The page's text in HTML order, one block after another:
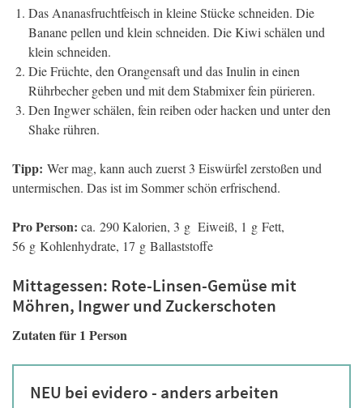
Das Ananasfruchtfeisch in kleine Stücke schneiden. Die
Banane pellen und klein schneiden. Die Kiwi schälen und
klein schneiden.
Die Früchte, den Orangensaft und das Inulin in einen
Rührbecher geben und mit dem Stabmixer fein pürieren.
Den Ingwer schälen, fein reiben oder hacken und unter den
Shake rühren.
Tipp: Wer mag, kann auch zuerst 3 Eiswürfel zerstoßen und
untermischen. Das ist im Sommer schön erfrischend.
Pro Person: ca. 290 Kalorien, 3 g Eiweiß, 1 g Fett,
56 g Kohlenhydrate, 17 g Ballaststoffe
Mittagessen: Rote-Linsen-Gemüse mit
Möhren, Ingwer und Zuckerschoten
Zutaten für 1 Person
NEU bei evidero - anders arbeiten